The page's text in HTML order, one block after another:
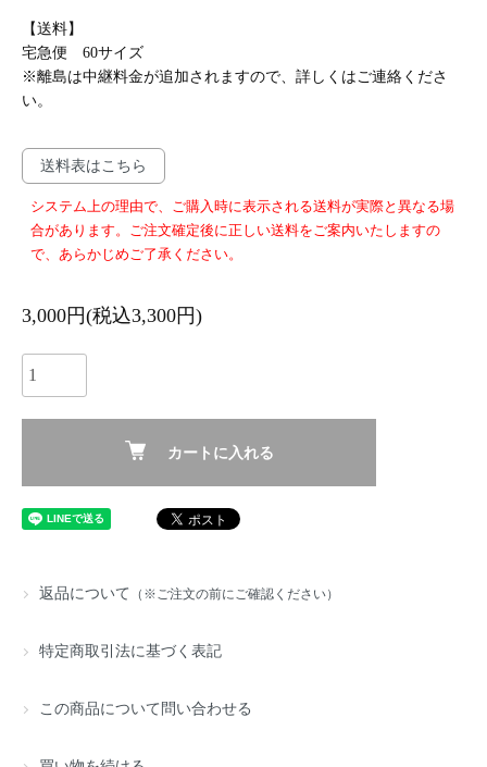
【送料】
宅急便 60サイズ
※離島は中継料金が追加されますので、詳しくはご連絡くださ
い。
送料表はこちら
システム上の理由で、ご購入時に表示される送料が実際と異なる場
合があります。ご注文確定後に正しい送料をご案内いたしますの
で、あらかじめご了承ください。
3,000円(税込3,300円)
カートに入れる
返品について （※ご注文の前にご確認ください）
特定商取引法に基づく表記
この商品について問い合わせる